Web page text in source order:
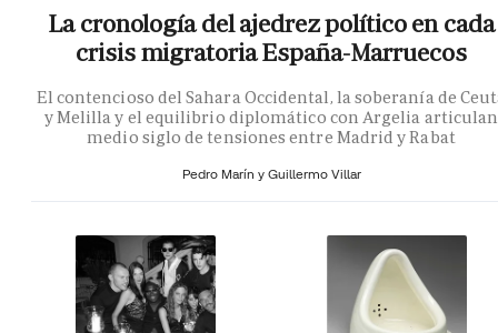
La cronología del ajedrez político en cada
crisis migratoria España-Marruecos
El contencioso del Sahara Occidental, la soberanía de
y Melilla y el equilibrio diplomático con Argelia articulan
medio siglo de tensiones entre Madrid y Rabat
Pedro Marín y Guillermo Villar